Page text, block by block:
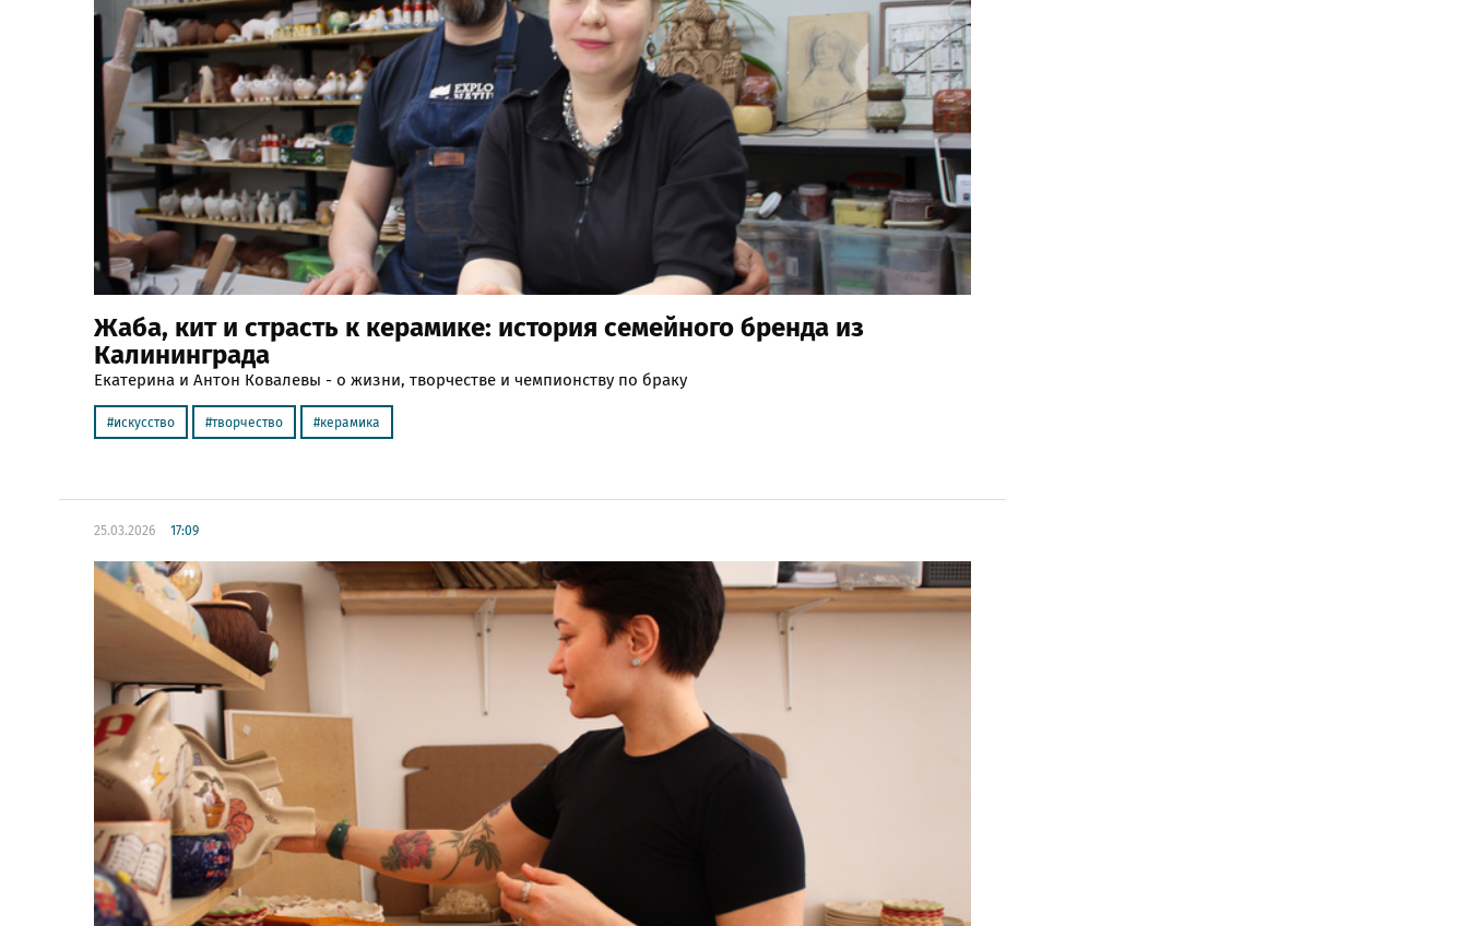
Жаба, кит и страсть к керамике: история семейного бренда из
Калининграда
Екатерина и Антон Ковалевы - о жизни, творчестве и чемпионству по браку
искусство творчество керамика
25.03.2026 17:09